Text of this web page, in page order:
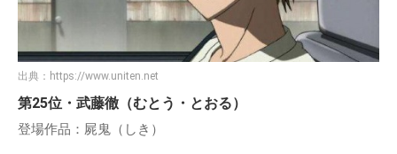
出典： https://www.uniten.net
第25位・武藤徹（むとう・とおる）
登場作品：屍鬼（しき）